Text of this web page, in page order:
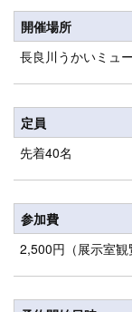
開催場所
長良川うかいミュ
定員
先着40名
参加費
2,500円（展示室観